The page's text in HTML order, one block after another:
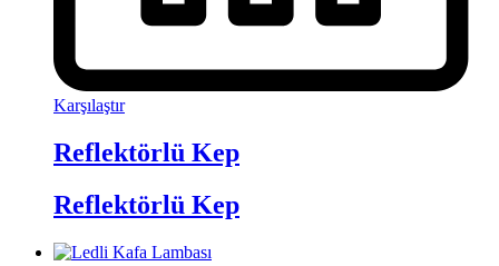
Karşılaştır
Reflektörlü Kep
Reflektörlü Kep